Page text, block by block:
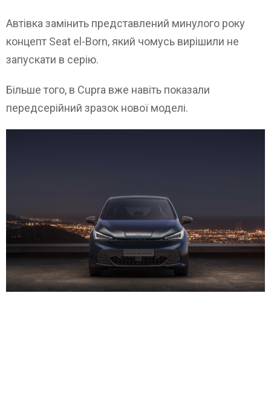
Автівка замінить представлений минулого року
концепт Seat el-Born, який чомусь вирішили не
запускати в серію.
Більше того, в Cupra вже навіть показали
передсерійний зразок нової моделі.